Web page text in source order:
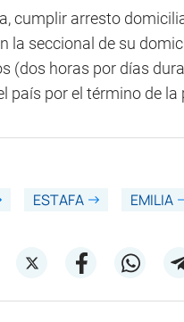
cumplir arresto
la seccional de su
(dos horas por días
país por el término de la
ESTAFA EMILIA